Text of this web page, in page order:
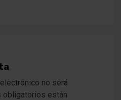
no será
obligatorios están